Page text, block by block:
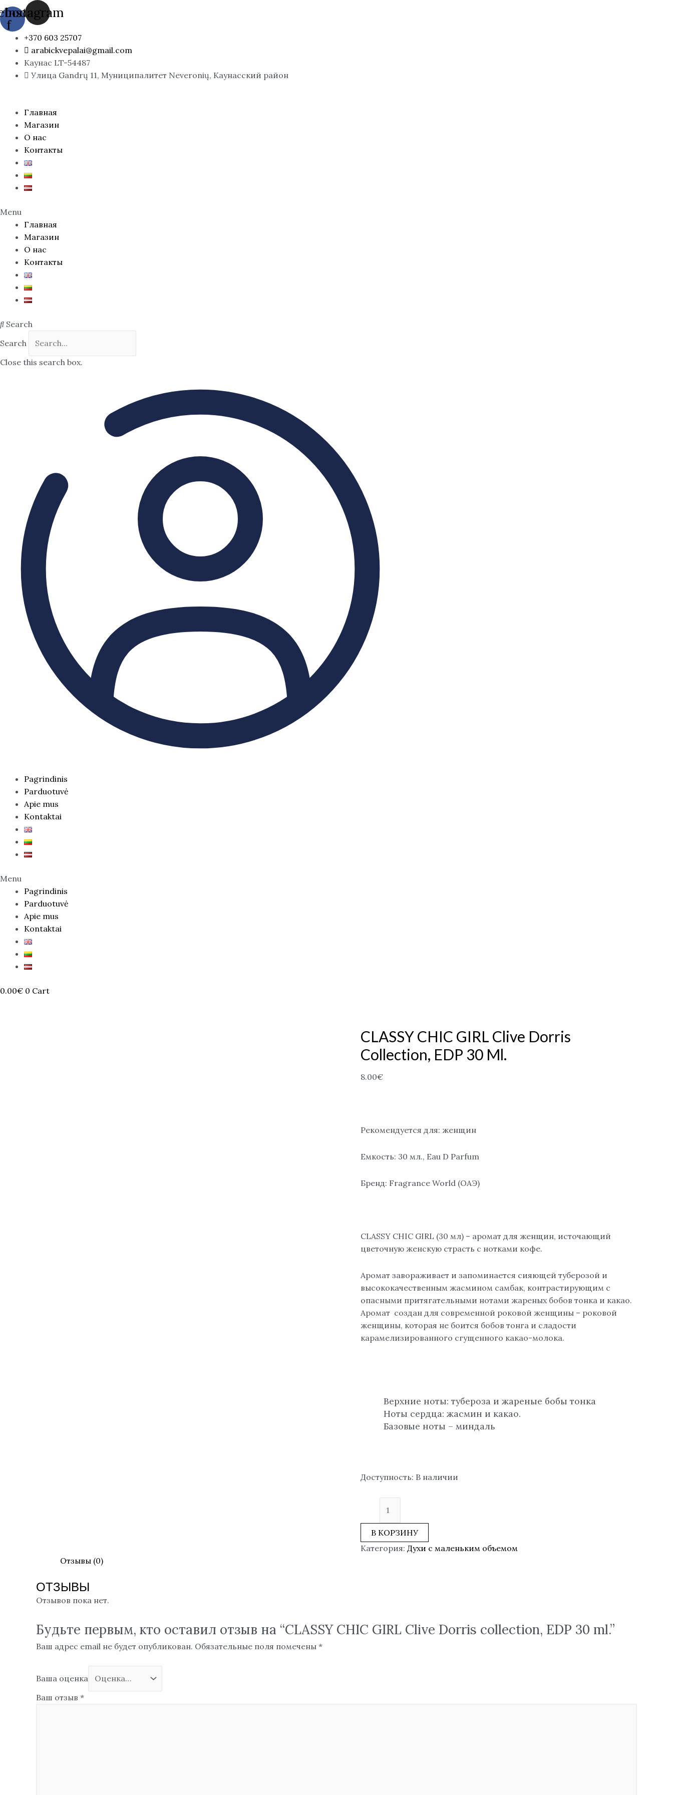
Перейти
к
содержимому
f
Instagram
+370 603 25707
arabickvepalai@gmail.com
Каунас LT-54487
Улица Gandrų 11, Муниципалитет Neveronių, Каунасский район
Главная
Магазин
О нас
Контакты
Menu
Главная
Магазин
О нас
Контакты
Search
Search
Close this search box.
Pagrindinis
Parduotuvė
Apie mus
Kontaktai
Menu
Pagrindinis
Parduotuvė
Apie mus
Kontaktai
0.00€ 0 Cart
CLASSY CHIC GIRL Clive Dorris
Collection, EDP 30 Ml.
8.00€
Рекомендуется для: женщин
Емкость: 30 мл., Eau D Parfum
Бренд: Fragrance World (ОАЭ)
CLASSY CHIC GIRL (30 мл) – аромат для женщин, источающий
цветочную женскую страсть с нотками кофе.
Аромат завораживает и запоминается сияющей туберозой и
высококачественным жасмином самбак, контрастирующим с
опасными притягательными нотами жареных бобов тонка и какао.
Аромат создан для современной роковой женщины – роковой
женщины, которая не боится бобов тонга и сладости
карамелизированного сгущенного какао-молока.
Верхние ноты: тубероза и жареные бобы тонка
Ноты сердца: жасмин и какао.
Базовые ноты – миндаль
Доступность: В наличии
В КОРЗИНУ
Категория: Духи с маленьким объемом
Отзывы (0)
ОТЗЫВЫ
Отзывов пока нет.
Будьте первым, кто оставил отзыв на “CLASSY CHIC GIRL Clive Dorris collection, EDP 30 ml.”
Ваш адрес email не будет опубликован. Обязательные поля помечены *
Ваша оценка
Ваш отзыв *